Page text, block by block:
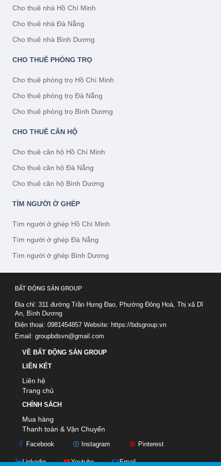
Cho thuê nhà Hồ Chí Minh
Cho thuê nhà Đà Nẵng
Cho thuê nhà Bình Dương
CHO THUÊ PHÒNG TRỌ
Cho thuê phòng trọ Hồ Chí Minh
Cho thuê phòng trọ Đà Nẵng
Cho thuê phòng trọ Bình Dương
CHO THUÊ CĂN HỘ
Cho thuê căn hộ Hồ Chí Minh
Cho thuê căn hộ Đà Nẵng
Cho thuê căn hộ Bình Dương
TÌM NGƯỜI Ở GHÉP
Tìm người ở ghép Hồ Chí Minh
Tìm người ở ghép Đà Nẵng
Tìm người ở ghép Bình Dương
BẤT ĐỘNG SẢN GROUP
Địa chỉ: 311 đường Trần Hưng Đạo, Phường Đông Hoà, Thị xã Dĩ
An, Bình Dương
Điện thoại: 0981454857 Website: https://bdsgroup.vn
Email: groupbdsvn@gmail.com
VỀ BẤT ĐỘNG SẢN GROUP
LIÊN KẾT
Liên hệ
Trang chủ
CHÍNH SÁCH
Mua hàng
Thanh toán & Vận Chuyển
Facebook Instagram Pinterest
Linkedin Youtube Email